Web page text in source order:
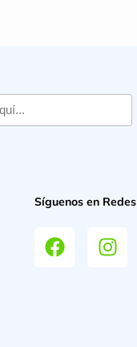
Síguenos en Redes